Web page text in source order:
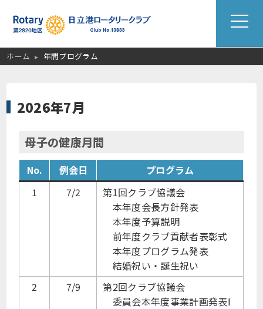
ホーム 年間プログラム
2026年7月
母子の健康月間
No. 例会日
プログラム
1
7/2
第1回クラブ協議会
本年度会長方針発表
本年度予算説明
前年度クラブ貢献者表彰式
本年度プログラム発表
結婚祝い・誕生祝い
2
7/9
第2回クラブ協議会
委員会本年度事業計画発表Ⅰ